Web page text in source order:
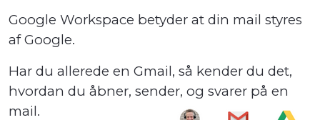
Google Workspace betyder at din mail styres
af Google.
Har du allerede en Gmail, så kender du det,
hvordan du åbner, sender, og svarer på en
mail.